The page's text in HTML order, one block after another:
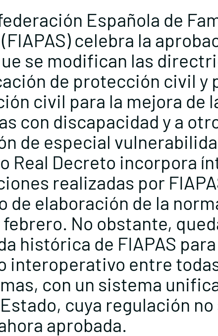
Española de
celebra la
se modifican las
de protección civil y
civil para la mejora de
con discapacidad y a
de especial
Real Decreto incorpora
realizadas por
de elaboración de la
febrero. No obstante,
histórica de FIAPAS para
interoperativo entre
con un sistema
cuya regulación
aprobada.